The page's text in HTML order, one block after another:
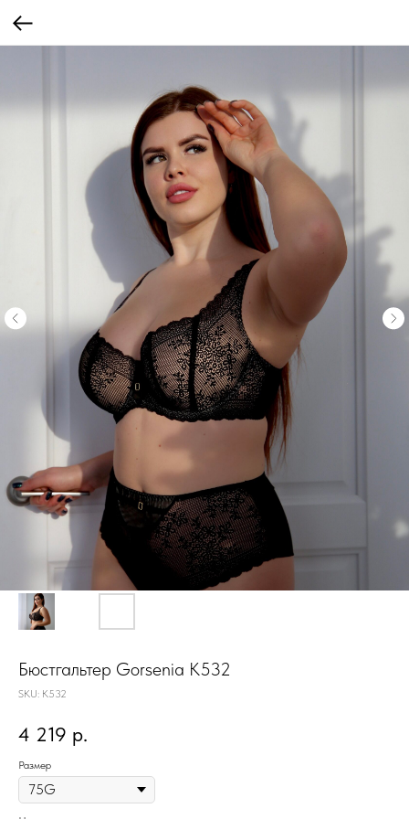
Бюстгальтер Gorsenia K532
SKU: K532
4 219 р.
Размер